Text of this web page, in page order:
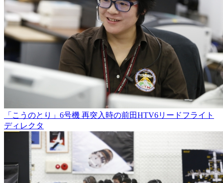
「こうのとり」6号機 再突入時の前田HTV6リードフライト
ディレクタ